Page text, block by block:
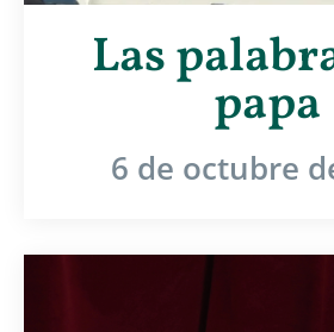
Las
papa
6 de octubre